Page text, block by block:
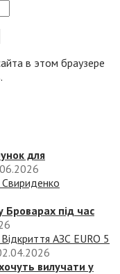
в этом браузере
для
Свириденко
під час
АЗС EURO 5
вилучати у